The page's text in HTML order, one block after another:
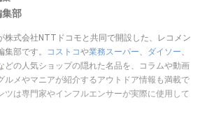
集部
株式会社NTTドコモと共同で開設した、レコメン
集部です。
コストコや業務スーパー、 ダイソー、
どの人気ショップの隠れた名品を、コラムや動画
ルメやマニアが紹介するアウトドア情報も満載で
ツは専門家やインフルエンサーが実際に使用して